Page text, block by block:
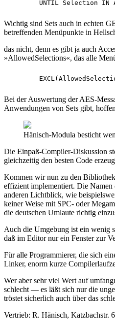
Wichtig sind Sets auch in echten
betreffenden Menüpunkte in
das nicht, denn es gibt ja auch
»AllowedSelections«, das alle
Bei der Auswertung der AES-
Anwendungen von Sets gibt,
Hänisch-Modula besticht
Die Einpaß-Compiler-Diskussion
gleichzeitig den besten Code
Kommen wir nun zu den
effizient implementiert. Die Namen
anderen Lichtblick, wie
keiner Weise mit SPC- oder
die deutschen Umlaute richtig
Auch die Umgebung ist ein wenig
daß im Editor nur ein Fenster zur
Für alle Programmierer, die sich
Linker, enorm kurze
Wer aber sehr viel Wert auf
schlecht — es läßt sich nur die
tröstet sicherlich auch über das
Vertrieb: R. Hänisch, Katzbachstr.